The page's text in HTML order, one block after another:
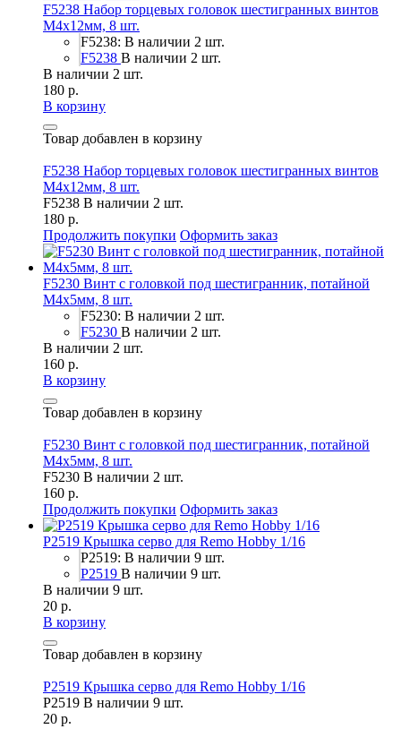
F5238 Набор торцевых головок шестигранных винтов
M4x12мм, 8 шт.
F5238: В наличии 2 шт.
F5238 В наличии 2 шт.
В наличии 2 шт.
180 р.
В корзину
Товар добавлен в корзину
F5238 Набор торцевых головок шестигранных винтов
M4x12мм, 8 шт.
F5238 В наличии 2 шт.
180 р.
Продолжить покупки Оформить заказ
F5230 Винт с головкой под шестигранник, потайной
М4х5мм, 8 шт.
F5230: В наличии 2 шт.
F5230 В наличии 2 шт.
В наличии 2 шт.
160 р.
В корзину
Товар добавлен в корзину
F5230 Винт с головкой под шестигранник, потайной
М4х5мм, 8 шт.
F5230 В наличии 2 шт.
160 р.
Продолжить покупки Оформить заказ
P2519 Крышка серво для Remo Hobby 1/16
P2519: В наличии 9 шт.
P2519 В наличии 9 шт.
В наличии 9 шт.
20 р.
В корзину
Товар добавлен в корзину
P2519 Крышка серво для Remo Hobby 1/16
P2519 В наличии 9 шт.
20 р.